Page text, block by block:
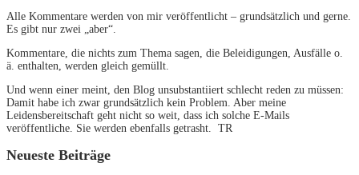
Alle Kommentare werden von mir veröffentlicht – grundsätzlich und gerne.
Es gibt nur zwei „aber“.
Kommentare, die nichts zum Thema sagen, die Beleidigungen, Ausfälle o.
ä. enthalten, werden gleich gemüllt.
Und wenn einer meint, den Blog unsubstantiiert schlecht reden zu müssen:
Damit habe ich zwar grundsätzlich kein Problem. Aber meine
Leidensbereitschaft geht nicht so weit, dass ich solche E-Mails
veröffentliche. Sie werden ebenfalls getrasht. TR
Neueste Beiträge